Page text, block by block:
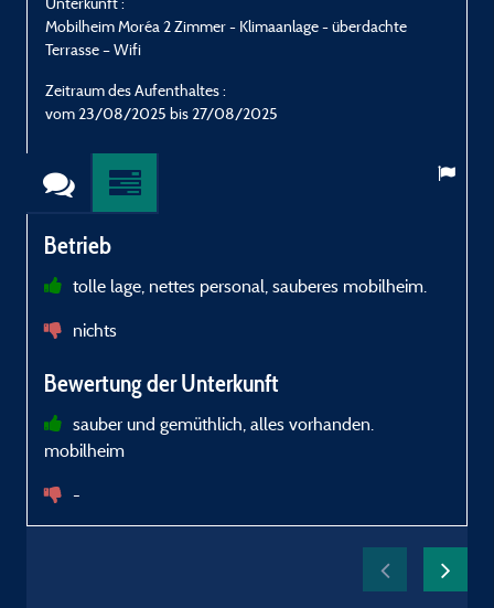
Mobilheim Moréa 2 Zimmer - Klimaanlage - überdachte
Terrasse – Wifi
Zeitraum des Aufenthaltes :
vom 23/08/2025 bis 27/08/2025
Betrieb
tolle lage, nettes personal, sauberes mobilheim.
nichts
Bewertung der Unterkunft
sauber und gemüthlich, alles vorhanden.
mobilheim
-